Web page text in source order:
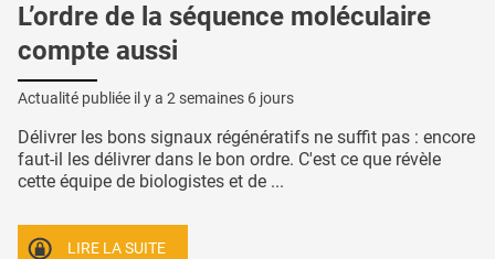
L’ordre de la séquence moléculaire
compte aussi
Actualité publiée il y a 2 semaines 6 jours
Délivrer les bons signaux régénératifs ne suffit pas : encore
faut-il les délivrer dans le bon ordre. C'est ce que révèle
cette équipe de biologistes et de ...
LIRE LA SUITE